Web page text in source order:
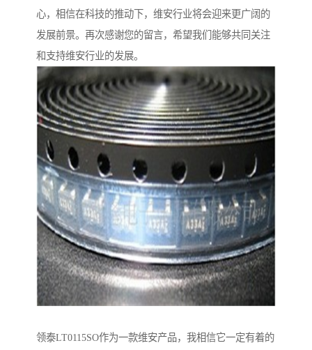
心，相信在科技的推动下，维安行业将会迎来更广阔的
发展前景。再次感谢您的留言，希望我们能够共同关注
和支持维安行业的发展。
领泰LT0115SO作为一款维安产品，我相信它一定有着的